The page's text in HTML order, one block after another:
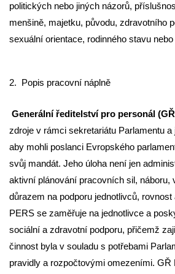
politických nebo jiných názorů,
menšině, majetku, původu, zdravotního
sexuální orientace, rodinného stavu
2. Popis pracovní náplně
Generální ředitelství pro personál
zdroje v rámci sekretariátu Parlamentu a
aby mohli poslanci Evropského
svůj mandát. Jeho úloha není jen
aktivní plánování pracovních sil, náboru,
důrazem na podporu jednotlivců,
PERS se zaměřuje na jednotlivce a
sociální a zdravotní podporu, přičemž
činnost byla v souladu s potřebami
pravidly a rozpočtovými omezeními. GŘ